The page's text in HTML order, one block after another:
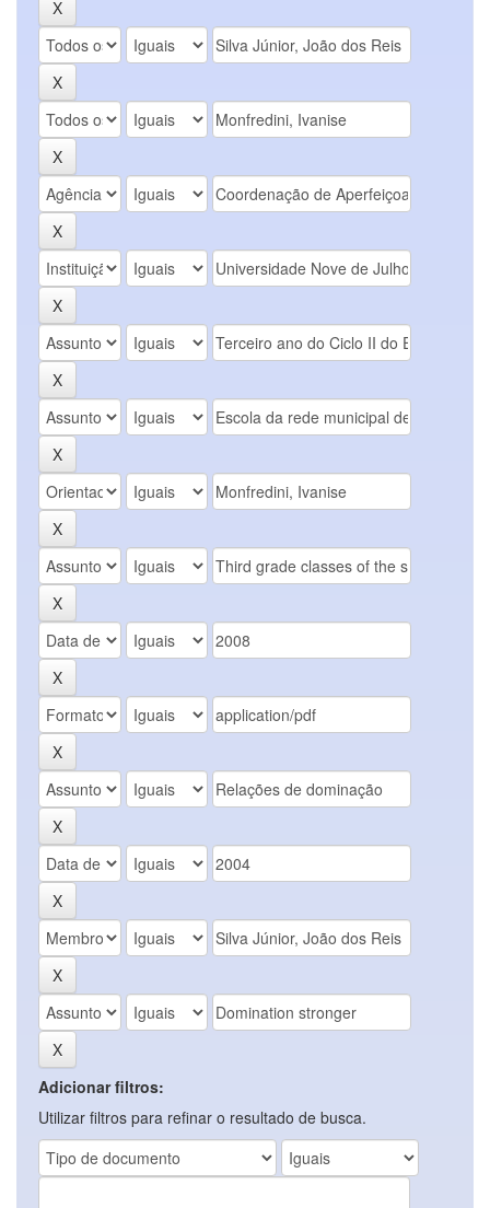
Adicionar filtros:
Utilizar filtros para refinar o resultado de busca.